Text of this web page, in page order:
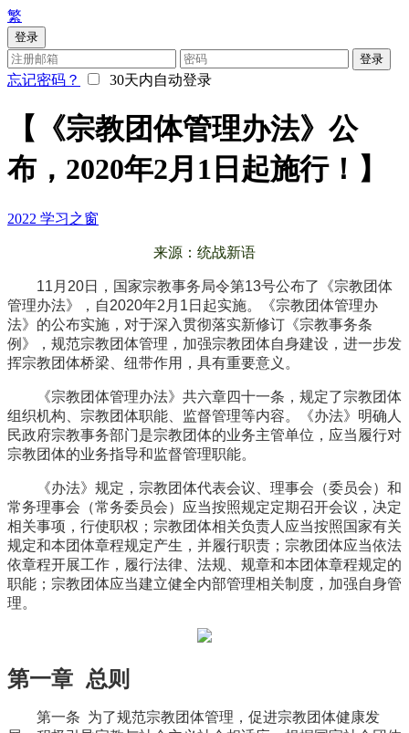
繁
登录
登录
忘记密码？ 30天内自动登录
【《宗教团体管理办法》公
布，2020年2月1日起施行！】
2022 学习之窗
来源：统战新语
11月20日，国家宗教事务局令第13号公布了《宗教团体
管理办法》，自2020年2月1日起实施。《宗教团体管理办
法》的公布实施，对于深入贯彻落实新修订《宗教事务条
例》，规范宗教团体管理，加强宗教团体自身建设，进一步发
挥宗教团体桥梁、纽带作用，具有重要意义。
《宗教团体管理办法》共六章四十一条，规定了宗教团体
组织机构、宗教团体职能、监督管理等内容。《办法》明确人
民政府宗教事务部门是宗教团体的业务主管单位，应当履行对
宗教团体的业务指导和监督管理职能。
《办法》规定，宗教团体代表会议、理事会（委员会）和
常务理事会（常务委员会）应当按照规定定期召开会议，决定
相关事项，行使职权；宗教团体相关负责人应当按照国家有关
规定和本团体章程规定产生，并履行职责；宗教团体应当依法
依章程开展工作，履行法律、法规、规章和本团体章程规定的
职能；宗教团体应当建立健全内部管理相关制度，加强自身管
理。
第一章 总则
第一条 为了规范宗教团体管理，促进宗教团体健康发